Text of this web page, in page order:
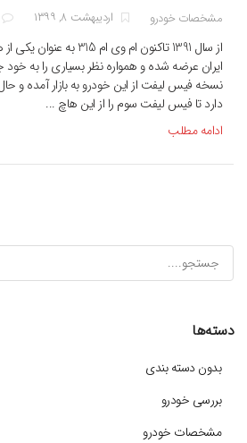
مشخصات خودرو اردیبهشت ۸, ۱۳۹۹
از سال 1391 تاکنون ام وی
ایران عرضه شده و همواره نظر بسیاری را به
نسخه فیس لیفت از این خودرو به بازار آمده و حال
دارد تا فیس لیفت سوم را از این هاچ ...
ادامه مطلب
دسته‌ها
بدون دسته بندی
بررسی خودرو
مشخصات خودرو